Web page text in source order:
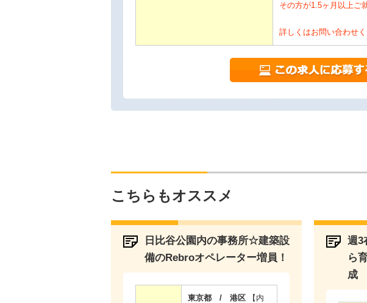
その方が1.5ヶ月以上ご
詳しくはお問い合わせく
こちらもオススメ
日比谷公園内の事務所☆建築設
備のRebroオペレーター増員！
東京都 / 港区 【内
週3
ら
成